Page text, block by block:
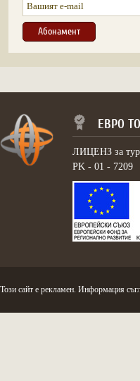
ЕВРО
ЛИЦЕНЗ за
PK - 01 - 7209
Този сайт е рекламен. Информация